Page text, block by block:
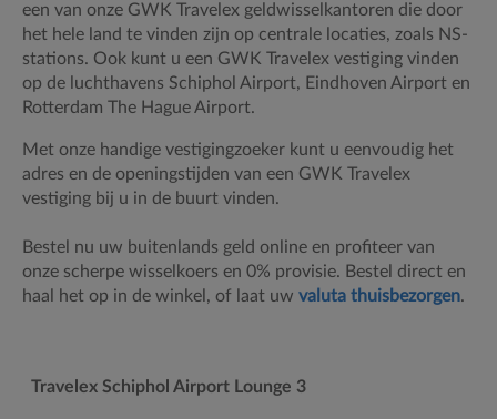
een van onze GWK Travelex geldwisselkantoren die door
het hele land te vinden zijn op centrale locaties, zoals NS-
stations. Ook kunt u een GWK Travelex vestiging vinden
op de luchthavens Schiphol Airport, Eindhoven Airport en
Rotterdam The Hague Airport.
Met onze handige vestigingzoeker kunt u eenvoudig het
adres en de openingstijden van een GWK Travelex
vestiging bij u in de buurt vinden.
Bestel nu uw buitenlands geld online en profiteer van
onze scherpe wisselkoers en 0% provisie. Bestel direct en
haal het op in de winkel, of laat uw valuta thuisbezorgen.
Travelex Schiphol Airport Lounge 3